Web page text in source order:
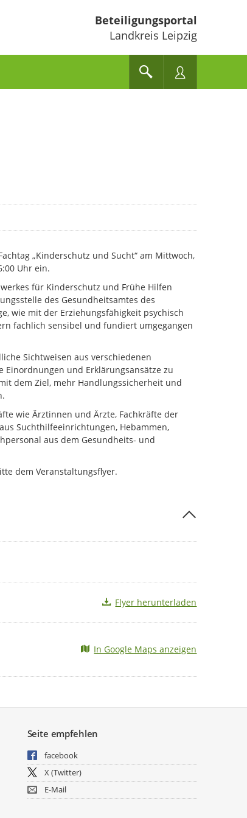
Beteiligungsportal
Landkreis Leipzig
„Kinderschutz und Sucht“ am Mittwoch,
Uhr ein.
für Kinderschutz und Frühe Hilfen
des Gesundheitsamtes des
wie mit der Erziehungsfähigkeit psychisch
fachlich sensibel und fundiert umgegangen
Sichtweisen aus verschiedenen
Einordnungen und Erklärungsansätze zu
dem Ziel, mehr Handlungssicherheit und
wie Ärztinnen und Ärzte, Fachkräfte der
Suchthilfeeinrichtungen, Hebammen,
aus dem Gesundheits- und
dem Veranstaltungsflyer.
Flyer herunterladen
In Google Maps anzeigen
Seite empfehlen
facebook
X (Twitter)
E-Mail